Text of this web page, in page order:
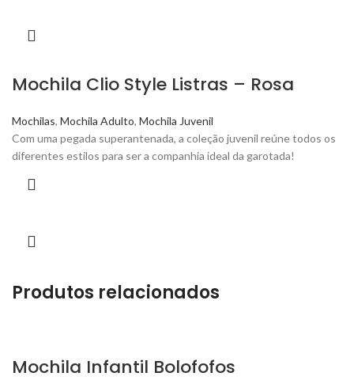
Mochila Clio Style Listras – Rosa
Mochilas, Mochila Adulto, Mochila Juvenil
Com uma pegada superantenada, a coleção juvenil reúne todos os
diferentes estilos para ser a companhia ideal da garotada!
Produtos relacionados
Mochila Infantil Bolofofos